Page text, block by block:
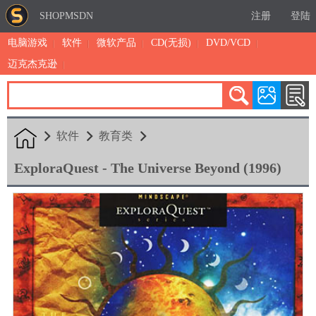
SHOPMSDN 注册 登陆
电脑游戏 软件 微软产品 CD(无损)
DVD/VCD
迈克杰克逊
累计注册：4873
软件 教育类
ExploraQuest - The Universe Beyond (1996)